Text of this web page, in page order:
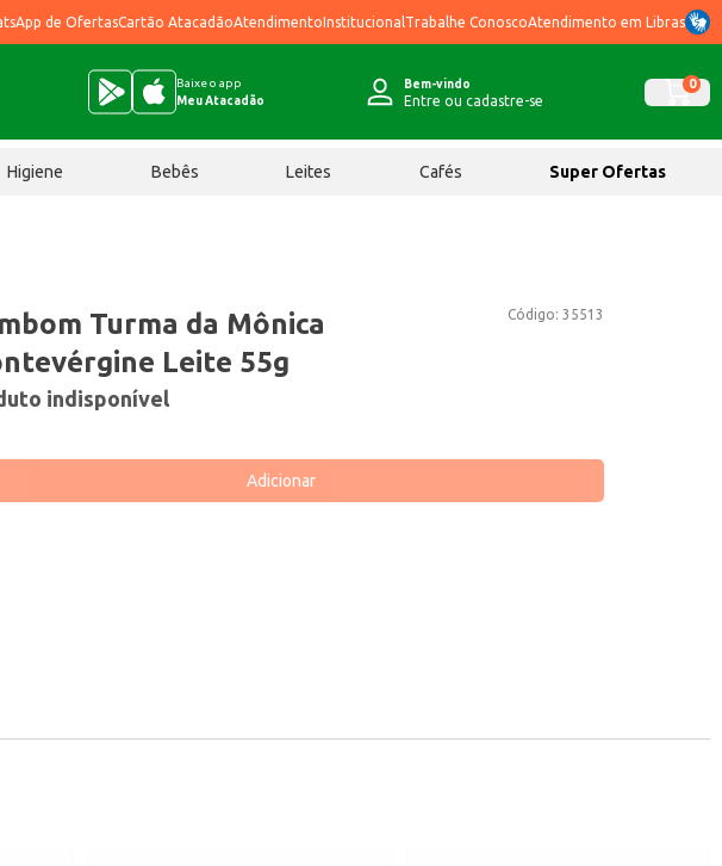
de OfertasCartão AtacadãoAtendimentoInstitucional Trabalhe ConoscoAtendimento em Libras
Baixe o app
Meu Atacadão
Bem-vindo
Entre ou cadastre-se
0
Higiene Bebês Leites Cafés Super Ofertas
Código: 35513
Turma da Mônica
Leite 55g
indisponível
Adicionar